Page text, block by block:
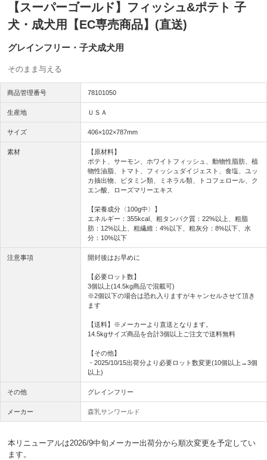
【スーパーゴールド】フィッシュ&ポテト 子
犬・成犬用【EC専売商品】(直送)
グレインフリー・子犬成犬用
そのまま与える
商品管理番号 78101050
生産地 ＵＳＡ
サイズ 406×102×787mm
素材
【原材料】
ポテト、サーモン、ホワイトフィッシュ、動物性脂肪、植
物性油脂、トマト、フィッシュダイジェスト、食塩、ユッ
カ抽出物、ビタミン類、ミネラル類、トコフェロール、ク
エン酸、ローズマリーエキス
【栄養成分〈100g中〉】
エネルギー：355kcal、粗タンパク質：22%以上、粗脂
肪：12%以上、粗繊維：4%以下、粗灰分：8%以下、水
分：10%以下
注意事項 開封後はお早めに
【必要ロット数】
3個以上(14.5kg商品で混載可)
※2個以下の場合は恐れ入りますがキャンセルさせて頂き
ます
【送料】※メーカーより直送となります。
14.5kgサイズ商品を合計3個以上ご注文で送料無料
【その他】
・2025/10/15出荷分より必要ロット数変更(10個以上→3個
以上)
その他 グレインフリー
メーカー 森乳サンワールド
本リニューアルは2026/9中旬メーカー出荷分から順次変更を予定してい
ます。